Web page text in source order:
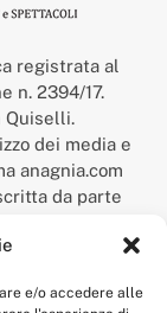
e/o accedere alle
registrata al
n. 2394/17.
Quiselli.
dei media e
anagnia.com
da parte
l’Ufficio Italiano